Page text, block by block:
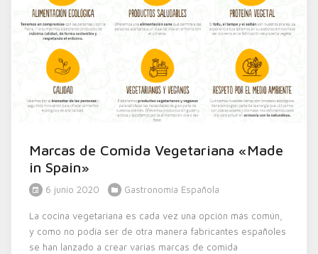
Marcas de Comida Vegetariana «Made
in Spain»
6 junio 2020 Gastronomía Española
La cocina vegetariana es cada vez una opción más común,
y como no podía ser de otra manera fabricantes españoles
se han lanzado a crear varias marcas de comida